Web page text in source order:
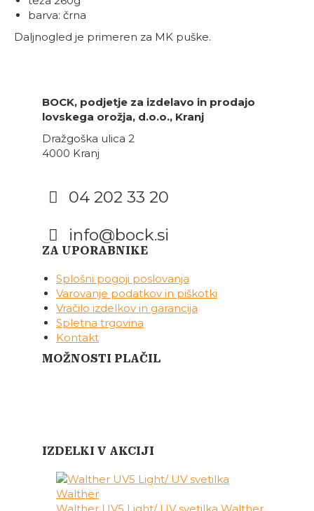
barva: črna
Daljnogled je primeren za MK puške.
BOCK, podjetje za izdelavo in prodajo
lovskega orožja, d.o.o., Kranj
Dražgoška ulica 2
4000 Kranj
04 202 33 20
info@bock.si
Facebook
Instagram
ZA UPORABNIKE
Splošni pogoji poslovanja
Varovanje podatkov in piškotki
Vračilo izdelkov in garancija
Spletna trgovina
Kontakt
MOŽNOSTI PLAČIL
IZDELKI V AKCIJI